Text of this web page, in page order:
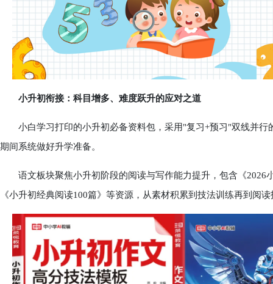
小升初衔接：科目增多、难度跃升的应对之道
小白学习打印的小升初必备资料包，采用"复习+预习"双线并行
期间系统做好升学准备。
语文板块聚焦小升初阶段的阅读与写作能力提升，包含《2026
《小升初经典阅读100篇》等资源，从素材积累到技法训练再到阅